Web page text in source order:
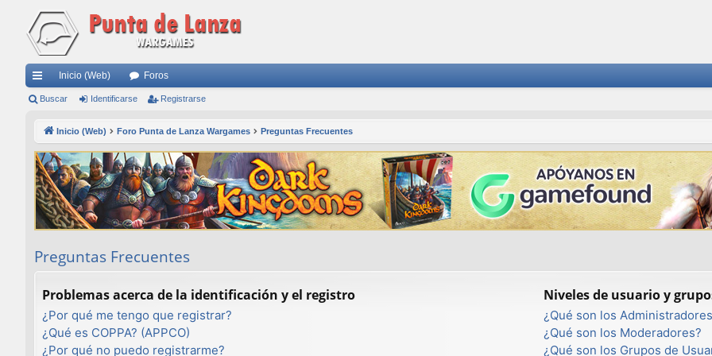
nl
rá
pi
do
Inicio (Web) Foros
Buscar Identificarse Registrarse
Inicio (Web) Foro Punta de Lanza Wargames Preguntas Frecuentes
Preguntas Frecuentes
Problemas acerca de la identificación y el registro
¿Por qué me tengo que registrar?
¿Qué es COPPA? (APPCO)
¿Por qué no puedo registrarme?
Niveles de usuario y
¿Qué son los
¿Qué son los Moderadores?
¿Qué son los Grupos de